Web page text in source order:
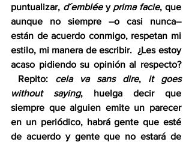
puntualizar, d´emblée y prima facie, que
aunque no siempre –o casi nunca–
están de acuerdo conmigo, respetan mi
estilo, mi manera de escribir.  ¿Les estoy
acaso pidiendo su opinión al respecto?
Repito: cela va sans dire, it goes
without saying, huelga decir que
siempre que alguien emite un parecer
en un periódico, habrá gente que esté
de acuerdo y gente que no estará de